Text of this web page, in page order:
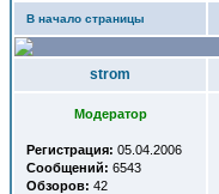
В начало страницы
strom
Модератор
Регистрация: 05.04.2006
Сообщений: 6543
Обзоров: 42